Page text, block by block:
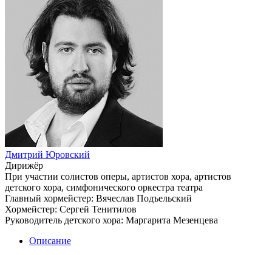
Дмитрий Юровский
Дирижёр
При участии солистов оперы, артистов хора, артистов
детского хора, симфонического оркестра театра
Главный хормейстер: Вячеслав Подъельский
Хормейстер: Сергей Тенитилов
Руководитель детского хора: Маргарита Мезенцева
Описание